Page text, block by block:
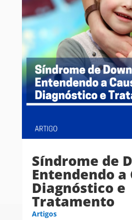
Síndrome de
Entendendo a
Diagnóstico e
Tratamento
Artigos